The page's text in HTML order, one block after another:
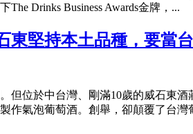
Drinks Business Awards金牌，...
東堅持本土品種，要當
但位於中台灣、剛滿10歲的威石東
作氣泡葡萄酒。創舉，卻顛覆了台